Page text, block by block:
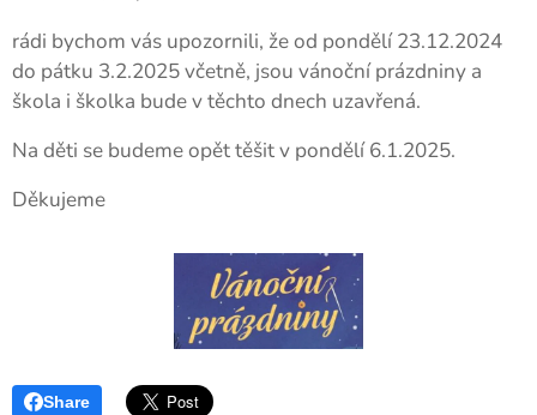
rádi bychom vás upozornili, že od pondělí 23.12.2024
do pátku 3.2.2025 včetně, jsou vánoční prázdniny a
škola i školka bude v těchto dnech uzavřená.
Na děti se budeme opět těšit v pondělí 6.1.2025.
Děkujeme
Share